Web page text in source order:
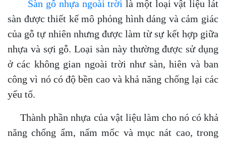
Sàn gỗ nhựa ngoài trời là một loại vật liệu lát
sàn được thiết kế mô phỏng hình dáng và cảm giác
của gỗ tự nhiên nhưng được làm từ sự kết hợp giữa
nhựa và sợi gỗ. Loại sàn này thường được sử dụng
ở các không gian ngoài trời như sàn, hiên và ban
công vì nó có độ bền cao và khả năng chống lại các
yếu tố.
Thành phần nhựa của vật liệu làm cho nó có khả
năng chống ẩm, nấm mốc và mục nát cao, trong